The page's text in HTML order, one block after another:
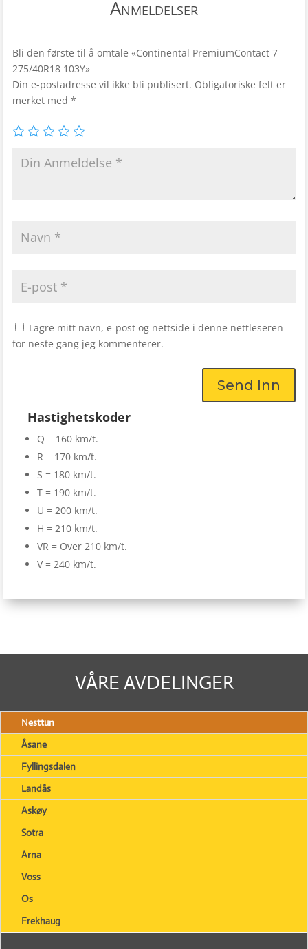
Anmeldelser
Bli den første til å omtale «Continental PremiumContact 7
275/40R18 103Y»
Din e-postadresse vil ikke bli publisert. Obligatoriske felt er
merket med *
Lagre mitt navn, e-post og nettside i denne nettleseren
for neste gang jeg kommenterer.
Send Inn
Hastighetskoder
Q = 160 km/t.
R = 170 km/t.
S = 180 km/t.
T = 190 km/t.
U = 200 km/t.
H = 210 km/t.
VR = Over 210 km/t.
V = 240 km/t.
VÅRE AVDELINGER
Nesttun
Åsane
Fyllingsdalen
Landås
Askøy
Sotra
Arna
Voss
Os
Frekhaug